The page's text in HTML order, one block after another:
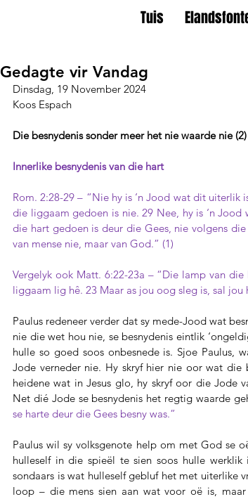
Tuis
Gedagte vir Vandag
Dinsdag, 19 November 2024
Koos Espach
Die besnydenis sonder meer het nie waarde nie (2)
Innerlike besnydenis van die hart
Rom. 2:28-29 – “Nie hy is ‘n Jood wat dit
die liggaam gedoen is nie. 29 Nee, hy is ‘n
die hart gedoen is deur die Gees, nie volgens
van mense nie, maar van God.” (1)
Vergelyk ook Matt. 6:22-23a – “Die lamp van
liggaam lig hê. 23 Maar as jou oog sleg is, sal
Paulus redeneer verder dat sy mede-Jood wat
nie die wet hou nie, se besnydenis eintlik
hulle so goed soos onbesnede is. Sjoe Paulus,
Jode verneder nie. Hy skryf hier nie oor wat
heidene wat in Jesus glo, hy skryf oor die Jode
Net dié Jode se besnydenis het regtig waarde
se harte deur die Gees besny was.”
Paulus wil sy volksgenote help om met God se
hulleself in die spieël te sien soos hulle
sondaars is wat hulleself gebluf het met uiterlike
loop – die mens sien aan wat voor oë is,